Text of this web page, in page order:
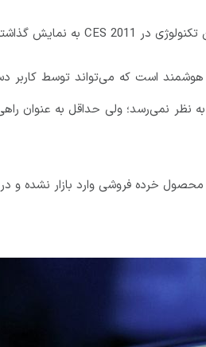
تکنولوژی در CES 2011 به نمایش
است که می‌تواند توسط کاربر
نظر نمی‌رسد؛ ولی حداقل به عنوان
محصول خرده فروشی وارد بازار نشده و